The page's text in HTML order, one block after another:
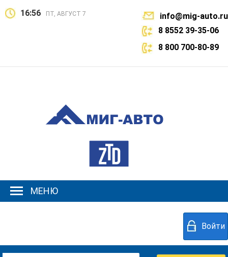
16:56 ПТ, АВГУСТ 7
info@mig-auto.ru
8 8552 39-35-06
8 800 700-80-89
МЕНЮ
Войти